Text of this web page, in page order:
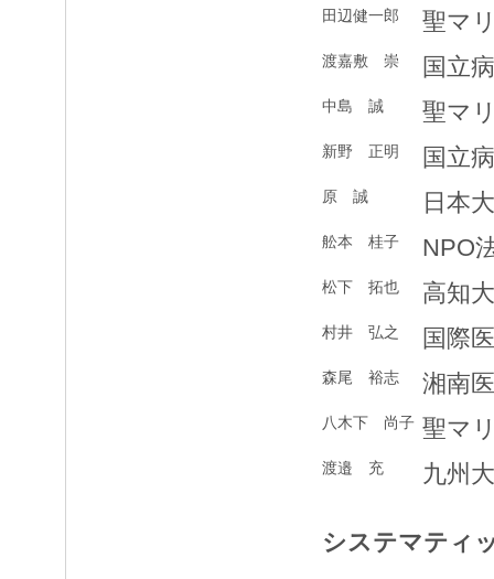
田辺健一郎 聖マ
渡嘉敷 崇 国立
中島 誠 聖マ
新野 正明 国立
原 誠 日本
舩本 桂子 NPO
松下 拓也 高知
村井 弘之 国際
森尾 裕志 湘南
八木下 尚子 聖マ
渡邉 充 九州
システマティ